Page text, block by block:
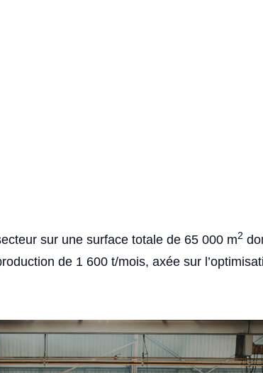
sur une surface totale de 65 000 m2
de 1 600 t/mois, axée sur